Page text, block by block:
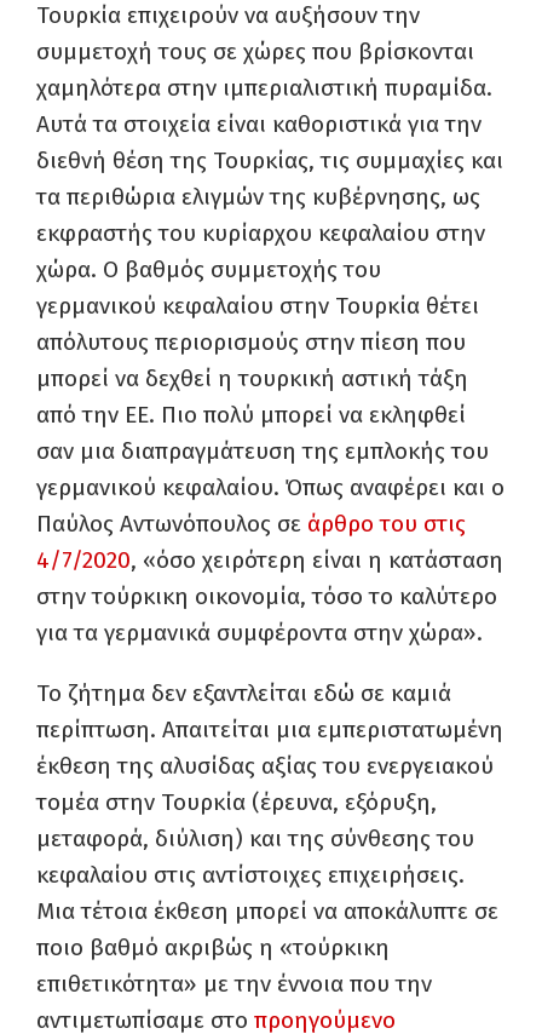
Τουρκία επιχειρούν να αυξήσουν την
συμμετοχή τους σε χώρες που βρίσκονται
χαμηλότερα στην ιμπεριαλιστική πυραμίδα.
Αυτά τα στοιχεία είναι καθοριστικά για την
διεθνή θέση της Τουρκίας, τις συμμαχίες και
τα περιθώρια ελιγμών της κυβέρνησης, ως
εκφραστής του κυρίαρχου κεφαλαίου στην
χώρα. Ο βαθμός συμμετοχής του
γερμανικού κεφαλαίου στην Τουρκία θέτει
απόλυτους περιορισμούς στην πίεση που
μπορεί να δεχθεί η τουρκική αστική τάξη
από την ΕΕ. Πιο πολύ μπορεί να εκληφθεί
σαν μια διαπραγμάτευση της εμπλοκής του
γερμανικού κεφαλαίου. Όπως αναφέρει και ο
Παύλος Αντωνόπουλος σε άρθρο του στις
4/7/2020, «όσο χειρότερη είναι η κατάσταση
στην τούρκικη οικονομία, τόσο το καλύτερο
για τα γερμανικά συμφέροντα στην χώρα».
Το ζήτημα δεν εξαντλείται εδώ σε καμιά
περίπτωση. Απαιτείται μια εμπεριστατωμένη
έκθεση της αλυσίδας αξίας του ενεργειακού
τομέα στην Τουρκία (έρευνα, εξόρυξη,
μεταφορά, διύλιση) και της σύνθεσης του
κεφαλαίου στις αντίστοιχες επιχειρήσεις.
Μια τέτοια έκθεση μπορεί να αποκάλυπτε σε
ποιο βαθμό ακριβώς η «τούρκικη
επιθετικότητα» με την έννοια που την
αντιμετωπίσαμε στο προηγούμενο